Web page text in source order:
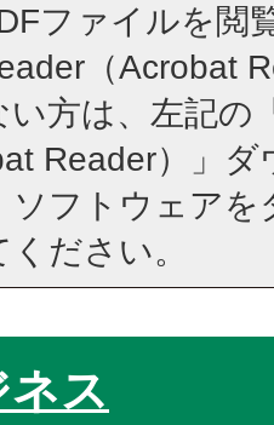
ファイルを閲
（Acrobat
方は、左記の
Reader）」
ソフトウェア
ださい。
ス